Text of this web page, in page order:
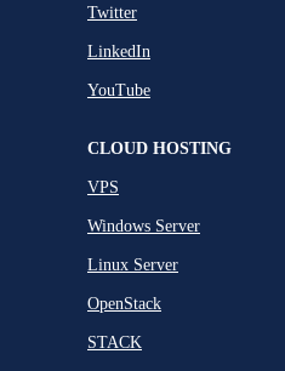
Twitter
LinkedIn
YouTube
CLOUD HOSTING
VPS
Windows Server
Linux Server
OpenStack
STACK